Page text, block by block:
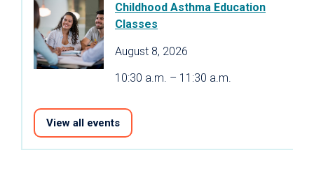
Childhood Asthma Education
Classes
August 8, 2026
10:30 a.m. – 11:30 a.m.
View all events